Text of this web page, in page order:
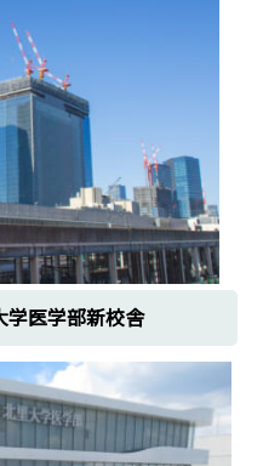
工事
土工工事
体工事
工事
事
築工事
ルディング
原工事
学医学部新校舎